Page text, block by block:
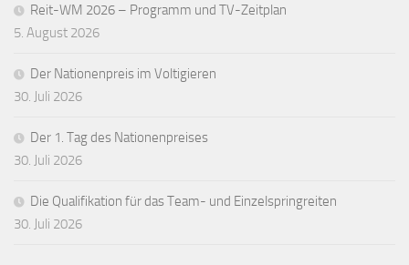
Reit-WM 2026 – Programm und TV-Zeitplan
5. August 2026
Der Nationenpreis im Voltigieren
30. Juli 2026
Der 1. Tag des Nationenpreises
30. Juli 2026
Die Qualifikation für das Team- und Einzelspringreiten
30. Juli 2026